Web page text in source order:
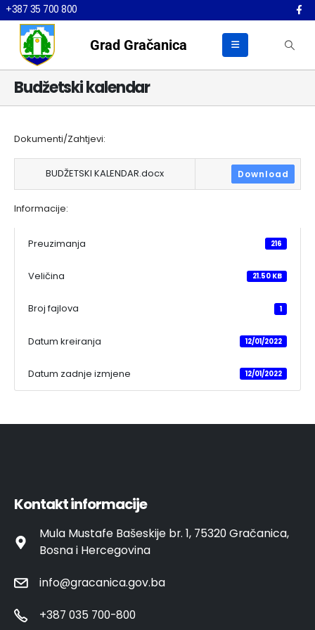
+387 35 700 800
Grad Gračanica
Budžetski kalendar
Dokumenti/Zahtjevi:
BUDŽETSKI KALENDAR.docx Download
Informacije:
Preuzimanja 216
Veličina 21.50 KB
Broj fajlova 1
Datum kreiranja 12/01/2022
Datum zadnje izmjene 12/01/2022
Kontakt informacije
Mula Mustafe Bašeskije br. 1, 75320 Gračanica,
Bosna i Hercegovina
info@gracanica.gov.ba
+387 035 700-800